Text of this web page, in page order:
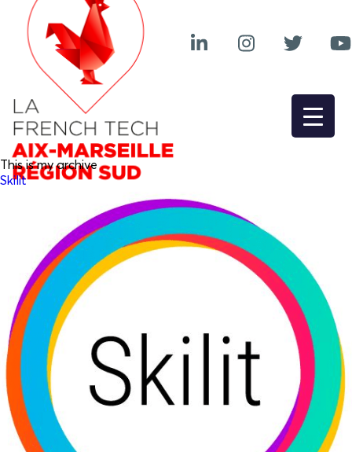
This is my archive
Skilit